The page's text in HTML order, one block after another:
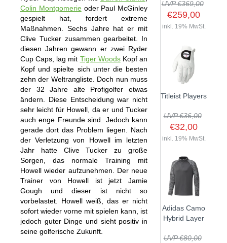
Colin Montgomerieoder Paul McGinley
gespielt hat, fordert extreme
Maßnahmen. Sechs Jahre hat er mit
Clive Tucker zusammen gearbeitet. In
diesen Jahren gewann er zwei Ryder
Cup Caps, lag mit Tiger WoodsKopf an
Kopf und spielte sich unter die besten
zehn der Weltrangliste. Doch nun muss
der 32 Jahre alte Profigolfer etwas
ändern. Diese Entscheidung war nicht
sehr leicht für Howell, da er und Tucker
auch enge Freunde sind. Jedoch kann
gerade dort das Problem liegen. Nach
der Verletzung von Howell im letzten
Jahr hatte Clive Tucker zu große
Sorgen, das normale Training mit
Howell wieder aufzunehmen. Der neue
Trainer von Howell ist jetzt Jamie
Gough und dieser ist nicht so
vorbelastet. Howell weiß, das er nicht
sofort wieder vorne mit spielen kann, ist
jedoch guter Dinge und sieht positiv in
seine golferische Zukunft.
UVP €369,00
€259,00
inkl. 19% MwSt.
Titleist Players
UVP €36,00
€32,00
inkl. 19% MwSt.
Adidas Camo
Hybrid Layer
UVP €80,00